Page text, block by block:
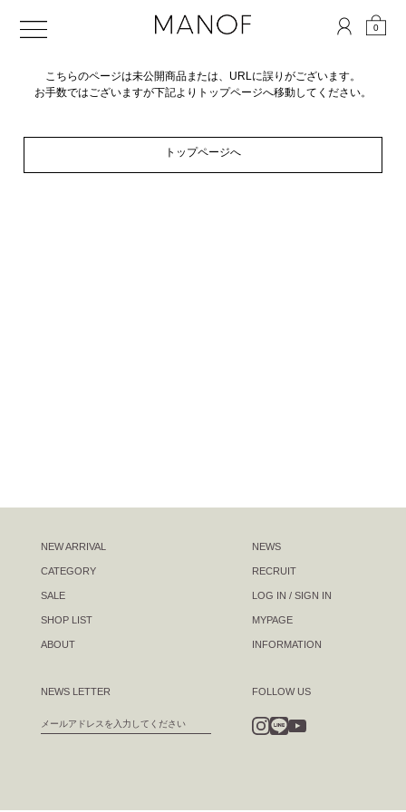
0
こちらのページは未公開商品または、URLに誤りがございます。
お手数ではございますが下記よりトップページへ移動してください。
トップページへ
NEW ARRIVAL
CATEGORY
SALE
SHOP LIST
ABOUT
NEWS LETTER
NEWS
RECRUIT
LOG IN / SIGN IN
MYPAGE
INFORMATION
FOLLOW US